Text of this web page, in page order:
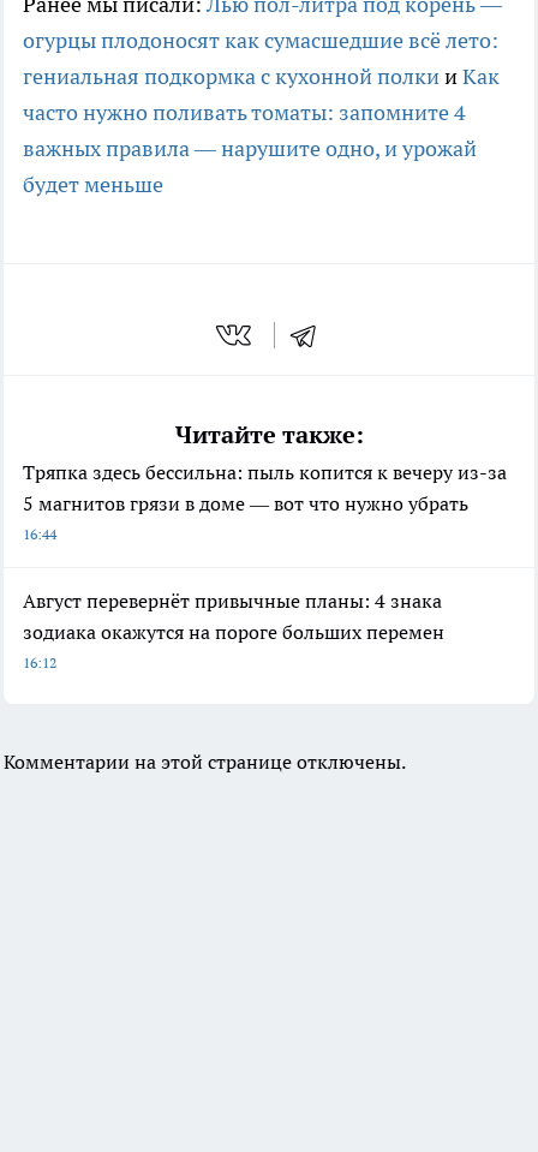
огурцы плодоносят как сумасшедшие всё лето:
гениальная подкормка с кухонной полкииКак
часто нужно поливать томаты: запомните 4
важных правила — нарушите одно, и урожай
будет меньше
Читайте также:
Тряпка здесь бессильна: пыль копится к вечеру из-за
5 магнитов грязи в доме — вот что нужно убрать
16:44
Август перевернёт привычные планы: 4 знака
зодиака окажутся на пороге больших перемен
16:12
Комментарии на этой странице отключены.